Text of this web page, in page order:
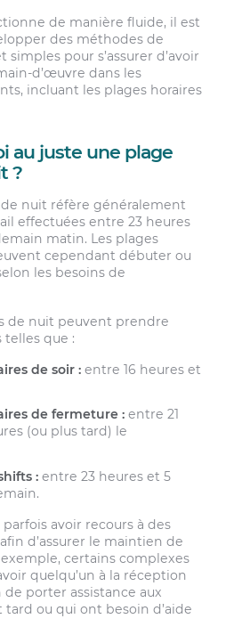
de manière fluide, il est
des méthodes de
pour s’assurer d’avoir
d’œuvre dans les
incluant les plages horaires
au juste une plage
?
nuit réfère généralement
effectuées entre 23 heures
matin. Les plages
cependant débuter ou
les besoins de
de nuit peuvent prendre
que :
de soir : entre 16 heures et
de fermeture : entre 21
(ou plus tard) le
: entre 23 heures et 5
avoir recours à des
d’assurer le maintien de
certains complexes
quelqu’un à la réception
porter assistance aux
ou qui ont besoin d’aide